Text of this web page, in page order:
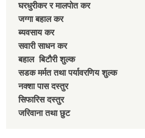
घरधुरीकर र मालपाेत कर
जग्गा बहाल कर
ब्यवसाय कर
सवारी साधन कर
बहाल बिटाैरी शुल्क
सडक मर्मत तथा पर्यावरणिय शुल्क
नक्शा पास दस्तुर
सिफारिस दस्तुर
जरिवाना तथा छुट